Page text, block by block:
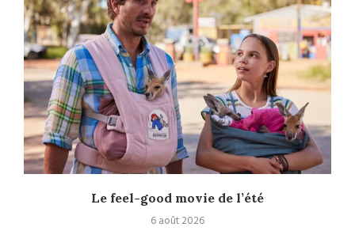
Le feel-good movie de l’été
6 août 2026